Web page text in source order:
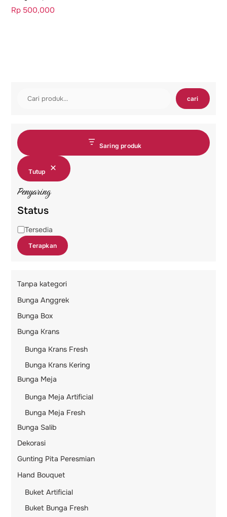
Rp 500,000
cari
Saring produk
Tutup
Penyaring
Status
Status
Tersedia
Terapkan
Tanpa kategori
Bunga Anggrek
Bunga Box
Bunga Krans
Bunga Krans Fresh
Bunga Krans Kering
Bunga Meja
Bunga Meja Artificial
Bunga Meja Fresh
Bunga Salib
Dekorasi
Gunting Pita Peresmian
Hand Bouquet
Buket Artificial
Buket Bunga Fresh